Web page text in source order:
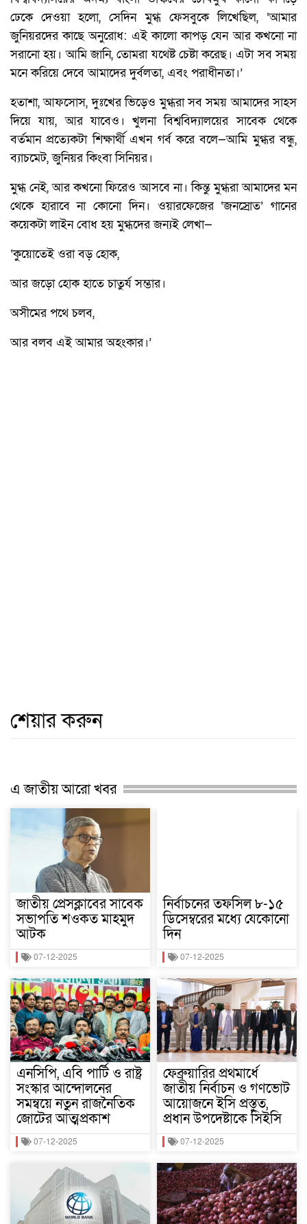
ঢেকে দেওয়া হলো, সেদিন মুগ্ধ ফেসবুকে লিখেছিল, ‘আমার
জুনিয়রদের কাছে অনুরোধ: এই কালো কাপড় যেন আর কখনো না
সরানো হয়। আমি জানি, তোমরা যথেষ্ট চেষ্টা করেছ। এটা সব সময়
মনে করিয়ে দেবে আমাদের দুর্বলতা, এবং পরাধীনতা।’
হতাশা, আফসোস, দুঃখের ভিড়েও মুগ্ধরা সব সময় আমাদের সাহস
দিয়ে যায়, আর যাবেও। খুলনা বিশ্ববিদ্যালয়ের সাবেক থেকে
বর্তমান প্রত্যেকটা শিক্ষার্থী এখন গর্ব করে বলে—আমি মুগ্ধর বন্ধু,
ব্যাচমেট, জুনিয়র কিংবা সিনিয়র।
মুগ্ধ নেই, আর কখনো ফিরেও আসবে না। কিন্তু মুগ্ধরা আমাদের মন
থেকে হারাবে না কোনো দিন। ওয়ারফেজের ‘জনস্রোত’ গানের
কয়েকটা লাইন বোধ হয় মুগ্ধদের জন্যই লেখা—
‘কুয়োতেই ওরা বড় হোক,
আর জড়ো হোক হাতে চাতুর্য সম্ভার।
অসীমের পথে চলব,
আর বলব এই আমার অহংকার।’
শেয়ার করুন
এ জাতীয় আরো খবর
জাতীয় প্রেসক্লাবের সাবেক
সভাপতি শওকত মাহমুদ
আটক
07-12-2025
এনসিপি, এবি পার্টি ও রাষ্ট্র
সংস্কার আন্দোলনের
সমন্বয়ে নতুন রাজনৈতিক
জোটের আত্মপ্রকাশ
07-12-2025
নির্বাচনের তফসিল ৮-১৫
ডিসেম্বরের মধ্যে যেকোনো
দিন
07-12-2025
ফেব্রুয়ারির প্রথমার্ধে
জাতীয় নির্বাচন ও গণভোট
আয়োজনে ইসি প্রস্তুত,
প্রধান উপদেষ্টাকে সিইসি
07-12-2025